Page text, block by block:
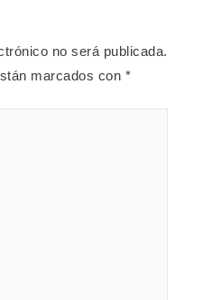
no será publicada.
marcados con *